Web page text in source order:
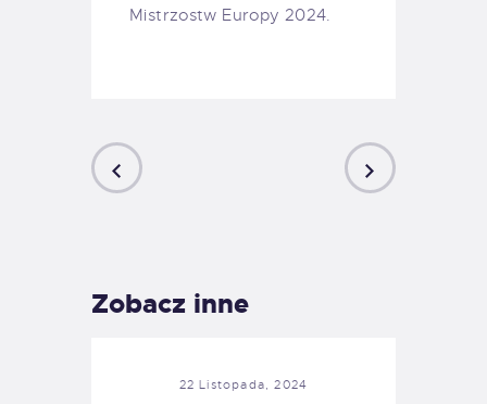
Mistrzostw Europy 2024.
Zobacz inne
22 Listopada, 2024